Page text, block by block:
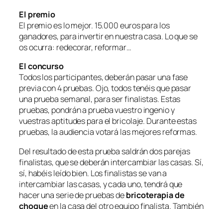
El premio
El premio es lo mejor. 15.000 euros para los
ganadores, para invertir en nuestra casa. Lo que se
os ocurra: redecorar, reformar…
El concurso
Todos los participantes, deberán pasar una fase
previa con 4 pruebas. Ojo, todos tenéis que pasar
una prueba semanal, para ser finalistas. Estas
pruebas, pondrán a prueba vuestro ingenio y
vuestras aptitudes para el bricolaje. Durante estas
pruebas, la audiencia votará las mejores reformas.
Del resultado de esta prueba saldrán dos parejas
finalistas, que se deberán intercambiar las casas. Sí,
sí, habéis leído bien. Los finalistas se van a
intercambiar las casas, y cada uno, tendrá que
hacer una serie de pruebas debricoterapia de
choqueen la casa del otro equipo finalista. También